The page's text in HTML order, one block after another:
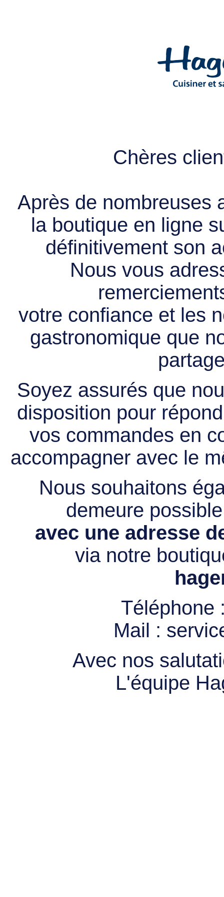
Chères
Après de nombreuses
la boutique en ligne
définitivement son
Nous vous
votre confiance et les
gastronomique que
Soyez assurés que
disposition pour
vos commandes en
accompagner avec le
Nous souhaitons
demeure
avec une adresse
via notre
Téléphone
Mail :
Avec nos
L'équipe